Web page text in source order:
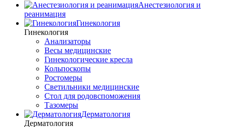
Анестезиология и
реанимация
Гинекология
Гинекология
Анализаторы
Весы медицинские
Гинекологические кресла
Кольпоскопы
Ростомеры
Светильники медицинские
Стол для родовспоможения
Тазомеры
Дерматология
Дерматология